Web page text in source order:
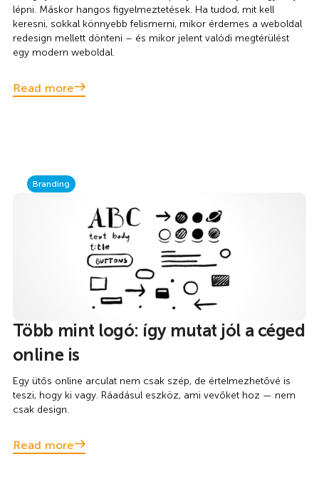
lépni. Máskor hangos figyelmeztetések. Ha tudod, mit kell
keresni, sokkal könnyebb felismerni, mikor érdemes a weboldal
redesign mellett dönteni – és mikor jelent valódi megtérülést
egy modern weboldal.
Read more
Branding
Több mint logó: így mutat jól a céged
online is
Egy ütős online arculat nem csak szép, de értelmezhetővé is
teszi, hogy ki vagy. Ráadásul eszköz, ami vevőket hoz — nem
csak design.
Read more